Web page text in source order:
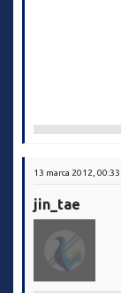
13 marca 2012, 00:33
jin_tae